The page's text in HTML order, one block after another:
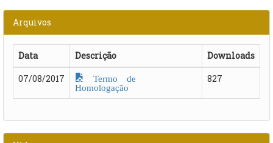
Arquivos
Data Descrição
Downloads
07/08/2017
Termo de
Homologação
827